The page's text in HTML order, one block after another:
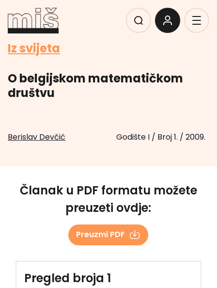
Iz svijeta
O belgijskom matematičkom
društvu
Berislav Devčić Godište I/ Broj 1. / 2009.
Članak u PDF formatu možete
preuzeti ovdje:
Preuzmi PDF
Pregled broja 1